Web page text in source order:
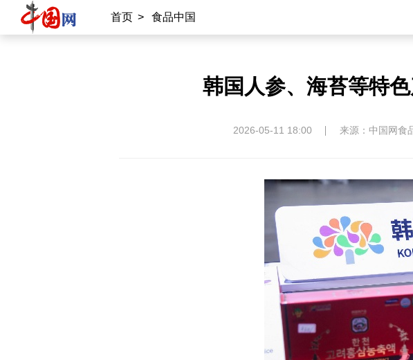
首页 > 食品中国
韩国人参、海苔等特
2026-05-11 18:00 来源：中国网食